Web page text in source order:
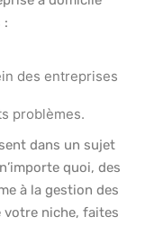
:
des entreprises
problèmes.
dans un sujet
quoi, des
à la gestion des
votre niche, faites